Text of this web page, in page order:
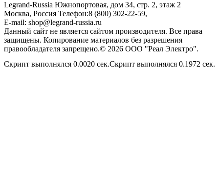
Legrand-Russia Южнопортовая, дом 34, стр. 2, этаж 2
Москва, Россия Телефон:8 (800) 302-22-59,
E-mail: shop@legrand-russia.ru
Данный сайт не является сайтом производителя. Все права
защищены. Копирование материалов без разрешения
правообладателя запрещено.© 2026 ООО "Реал Электро".
Скрипт выполнялся 0.0020 сек.Скрипт выполнялся 0.1972 сек.